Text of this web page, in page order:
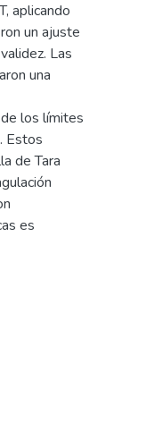
aplicando
un ajuste
Las
una
los límites
Estos
de Tara
es